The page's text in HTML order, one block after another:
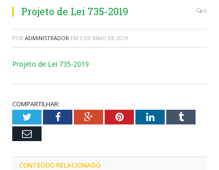
Projeto de Lei 735-2019 0
POR ADMINISTRADOR EM 3 DE MAIO DE 2019
Projeto de Lei 735-2019
COMPARTILHAR:
TwitterFacebookGoogle+PinterestLinkedInTumblr
Email
CONTEÚDO RELACIONADO